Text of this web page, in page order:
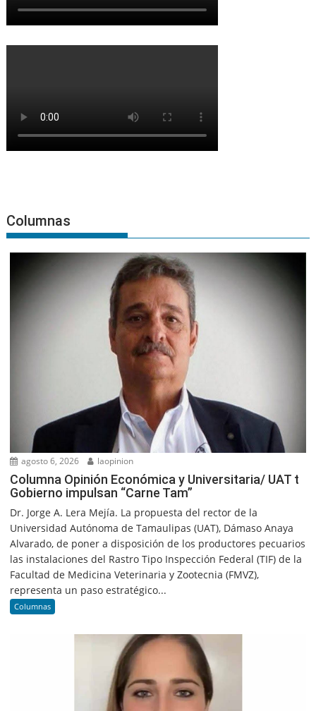
Columnas
agosto 6, 2026 laopinion
Columna Opinión Económica y Universitaria/ UAT t
Gobierno impulsan “Carne Tam”
Dr. Jorge A. Lera Mejía. La propuesta del rector de la
Universidad Autónoma de Tamaulipas (UAT), Dámaso Anaya
Alvarado, de poner a disposición de los productores pecuarios
las instalaciones del Rastro Tipo Inspección Federal (TIF) de la
Facultad de Medicina Veterinaria y Zootecnia (FMVZ),
representa un paso estratégico...
Columnas